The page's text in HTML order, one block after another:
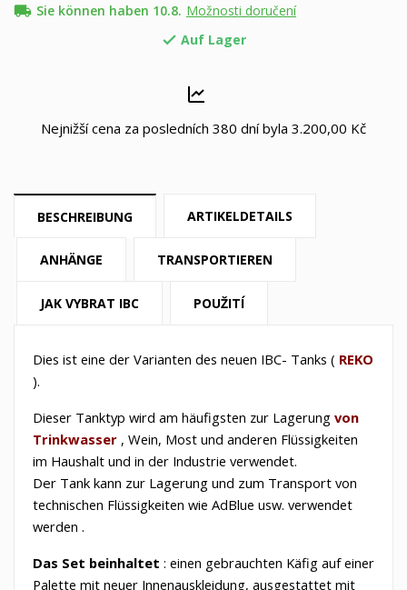
local_shipping Sie können haben 10.8. Možnosti doručení
 Auf Lager
Nejnižší cena za posledních 380 dní byla 3.200,00 Kč
BESCHREIBUNG ARTIKELDETAILS
ANHÄNGE TRANSPORTIEREN
JAK VYBRAT IBC POUŽITÍ
Dies ist eine der Varianten des neuen IBC- Tanks ( REKO
).
Dieser Tanktyp wird am häufigsten zur Lagerung von
Trinkwasser , Wein, Most und anderen Flüssigkeiten
im Haushalt und in der Industrie verwendet.
Der Tank kann zur Lagerung und zum Transport von
technischen Flüssigkeiten wie AdBlue usw. verwendet
werden .
Das Set beinhaltet : einen gebrauchten Käfig auf einer
Palette mit neuer Innenauskleidung, ausgestattet mit